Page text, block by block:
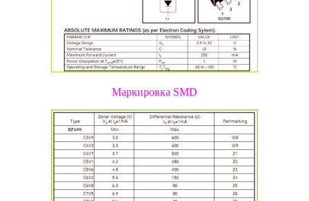
Маркировка SMD